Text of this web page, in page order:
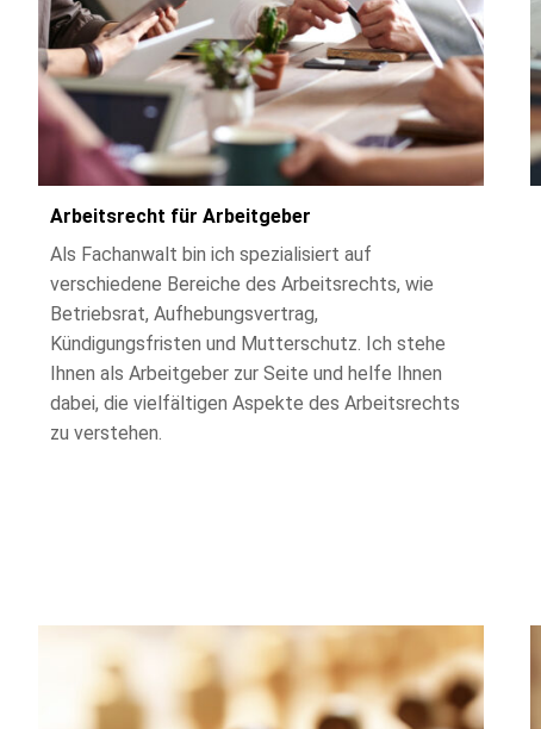
Arbeitsrecht für Arbeitgeber
Als Fachanwalt bin ich spezialisiert auf
verschiedene Bereiche des Arbeitsrechts, wie
Betriebsrat, Aufhebungsvertrag,
Kündigungsfristen und Mutterschutz. Ich stehe
Ihnen als Arbeitgeber zur Seite und helfe Ihnen
dabei, die vielfältigen Aspekte des Arbeitsrechts
zu verstehen.